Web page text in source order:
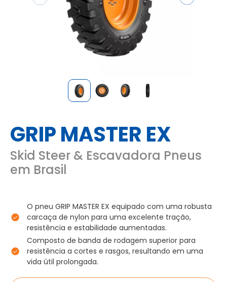
GRIP MASTER EX
Skid Steer & Escavadora Pneus
em Brasil
O pneu GRIP MASTER EX equipado com uma robusta
carcaça de nylon para uma excelente tração,
resistência e estabilidade aumentadas.
Composto de banda de rodagem superior para
resistência a cortes e rasgos, resultando em uma
vida útil prolongada.